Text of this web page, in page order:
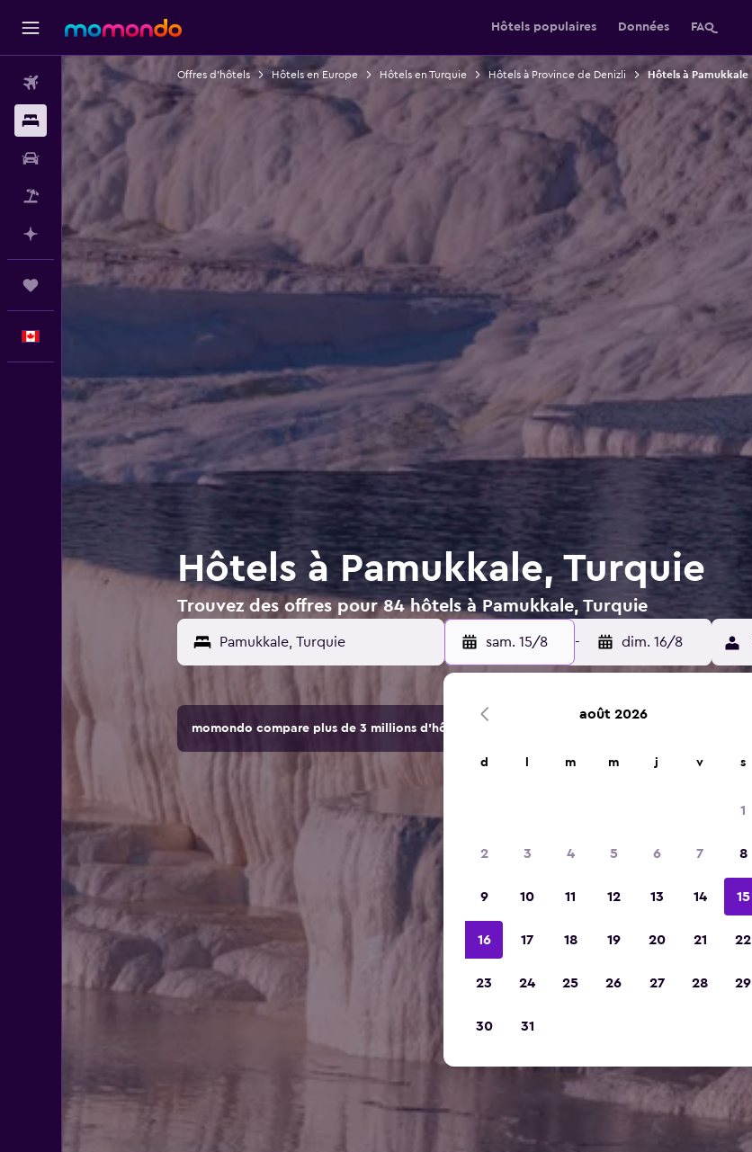
Hôtels populaires Données FAQ
Vols
Hébergements
Voitures
Vol+Hôtel
Planifier avec l’IA
Trips
Offres d’hôtels Hôtels en Europe Hôtels en Turquie Hôtels à Province de Denizli Hôtels à Pamukkale
Hôtels à Pamukkale, Turquie
Trouvez des offres pour 84 hôtels à Pamukkale, Turquie
sam. 15/8 - dim. 16/8
momondo compare plus de 3 millions d'hôtels et d'hébergements.
août 2026
d m m j v s
1
2 3 4 5 6 7 8
9 10 11 12 13 14 15
16 17 18 19 20 21 22
23 24 25 26 27 28 29
30 31